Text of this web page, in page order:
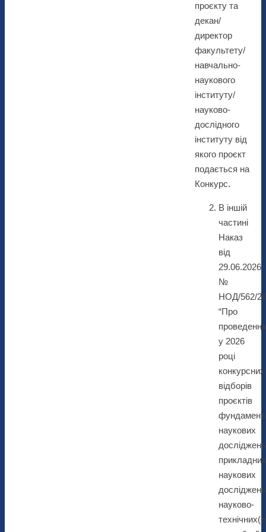
проєкту та
декан/
директор
факультету/
навчально-
наукового
інституту/
науково-
дослідного
інституту від
якого проєкт
подається на
Конкурс.
В іншій
частині
Наказ
від
29.06.2026
№
НОД/562/26
“Про
проведення
у 2026
році
конкурсних
відборів
проєктів
наукових
прикладних
наукових
науково-